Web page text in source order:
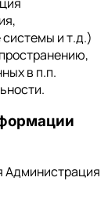
и т.д.)
в п.п.
Администрация